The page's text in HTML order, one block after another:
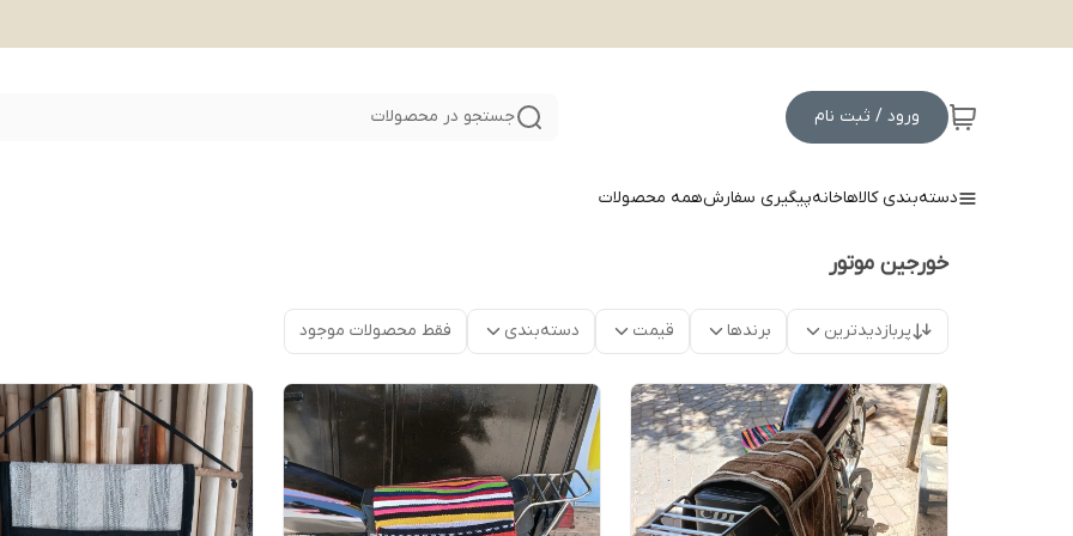
ورود / ثبت نام جستجو در محصولات
دسته‌بندی کالاهاخانهپیگیری سفارشهمه محصولات
خورجین موتور
پربازدیدترین برندها قیمت دسته‌بندی فقط محصولات موجود